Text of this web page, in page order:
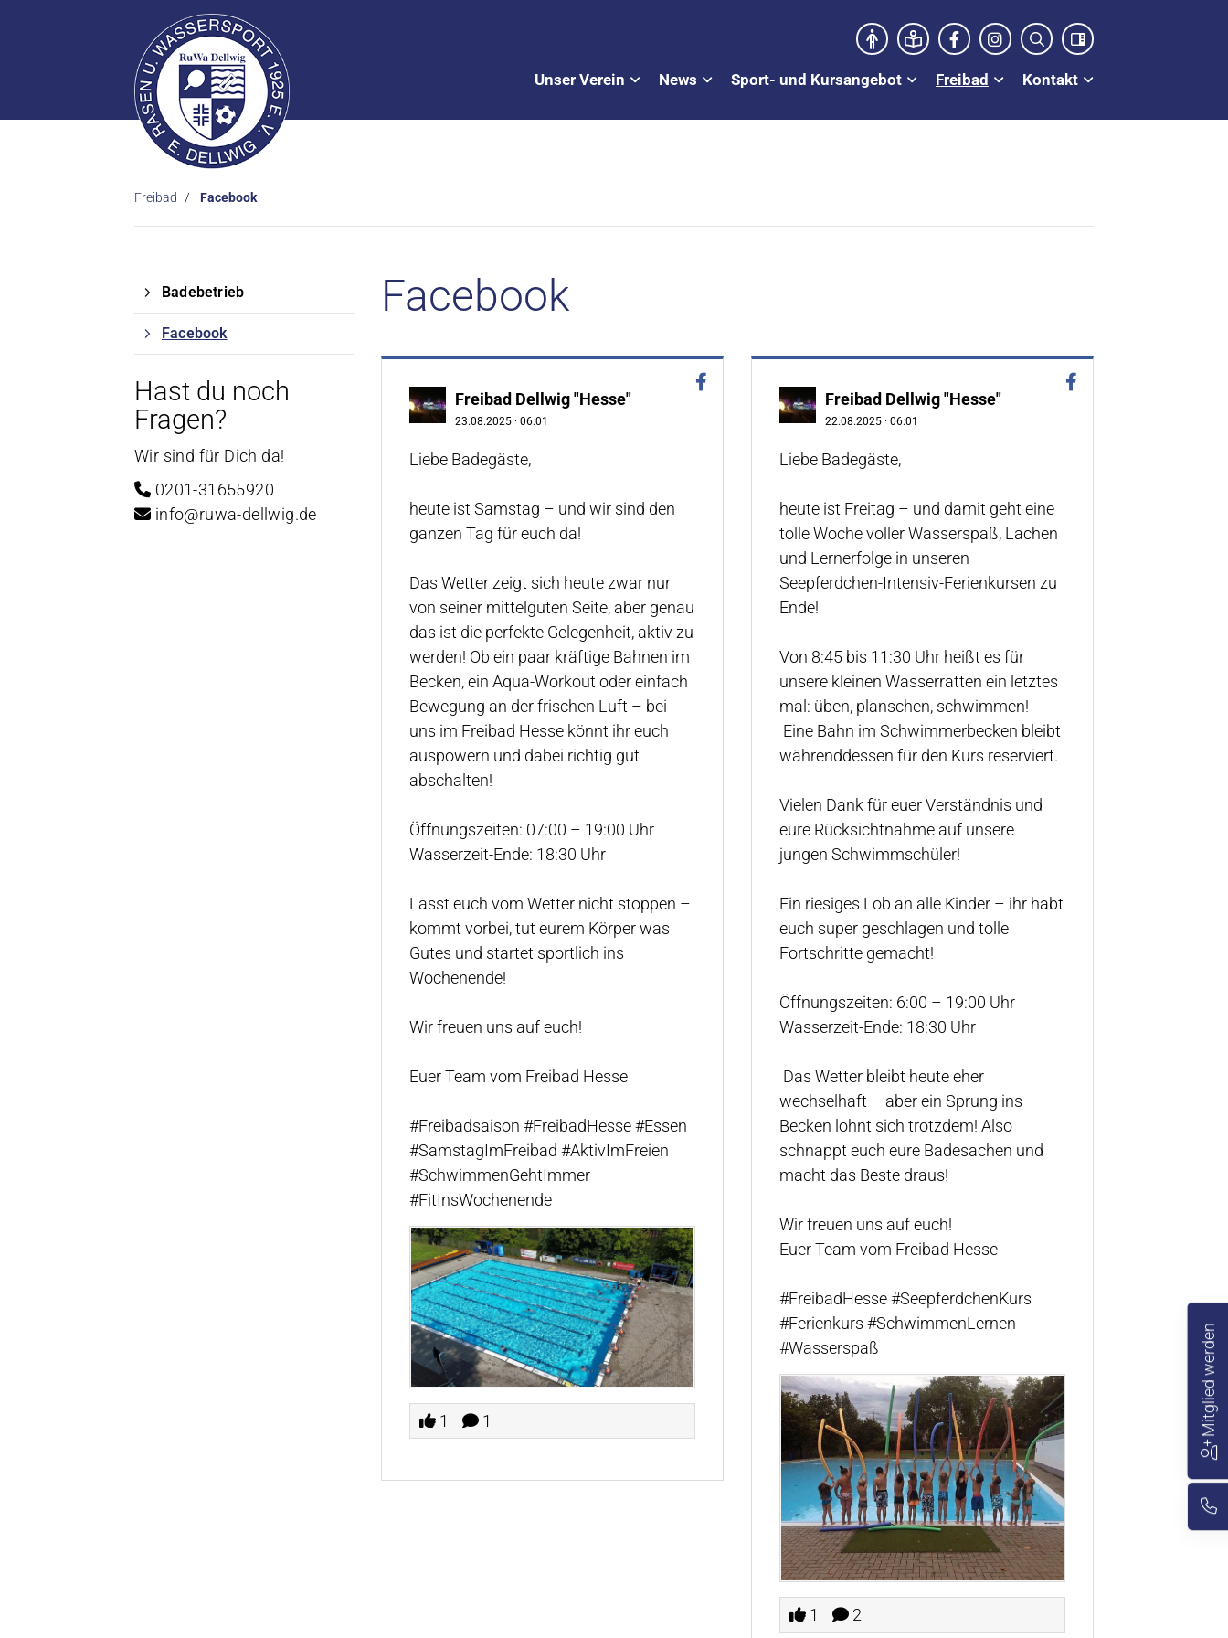
Unser Verein News Sport- und Kursangebot Freibad Kontakt
Freibad Facebook
Facebook
Freibad Dellwig "Hesse"
23.08.2025 · 06:01
Liebe Badegäste,
heute ist Samstag – und wir sind den
ganzen Tag für euch da! ‍️
Das Wetter zeigt sich heute zwar nur
von seiner mittelguten Seite, aber genau
das ist die perfekte Gelegenheit, aktiv zu
werden! Ob ein paar kräftige Bahnen im
Becken, ein Aqua-Workout oder einfach
Bewegung an der frischen Luft – bei
uns im Freibad Hesse könnt ihr euch
auspowern und dabei richtig gut
abschalten! ️️‍️
Öffnungszeiten: 07:00 – 19:00 Uhr
Wasserzeit-Ende: 18:30 Uhr
Lasst euch vom Wetter nicht stoppen –
kommt vorbei, tut eurem Körper was
Gutes und startet sportlich ins
Wochenende!
Wir freuen uns auf euch!
Euer Team vom Freibad Hesse
#Freibadsaison #FreibadHesse#Essen
#SamstagImFreibad #AktivImFreien
#SchwimmenGehtImmer
#FitInsWochenende
1 1
Freibad Dellwig "Hesse"
22.08.2025 · 06:01
Liebe Badegäste,
heute ist Freitag – und damit geht eine
tolle Woche voller Wasserspaß, Lachen
und Lernerfolge in unseren
Seepferdchen-Intensiv-Ferienkursen zu
Ende!
Von 8:45 bis 11:30 Uhr heißt es für
unsere kleinen Wasserratten ein letztes
mal: üben, planschen, schwimmen!
️ Eine Bahn im Schwimmerbecken bleibt
währenddessen für den Kurs reserviert.
Vielen Dank für euer Verständnis und
eure Rücksichtnahme auf unsere
jungen Schwimmschüler!
Ein riesiges Lob an alle Kinder – ihr habt
euch super geschlagen und tolle
Fortschritte gemacht!
Öffnungszeiten: 6:00 – 19:00 Uhr
Wasserzeit-Ende: 18:30 Uhr
️ Das Wetter bleibt heute eher
wechselhaft – aber ein Sprung ins
Becken lohnt sich trotzdem! Also
schnappt euch eure Badesachen und
macht das Beste draus!
Wir freuen uns auf euch!
Euer Team vom Freibad Hesse
#FreibadHesse#SeepferdchenKurs
#Ferienkurs #SchwimmenLernen
#Wasserspaß
1 2
Badebetrieb
Facebook
Hast du noch
Fragen?
Wir sind für Dich da!
0201-31655920
info@ruwa-dellwig.de
Mitglied werden